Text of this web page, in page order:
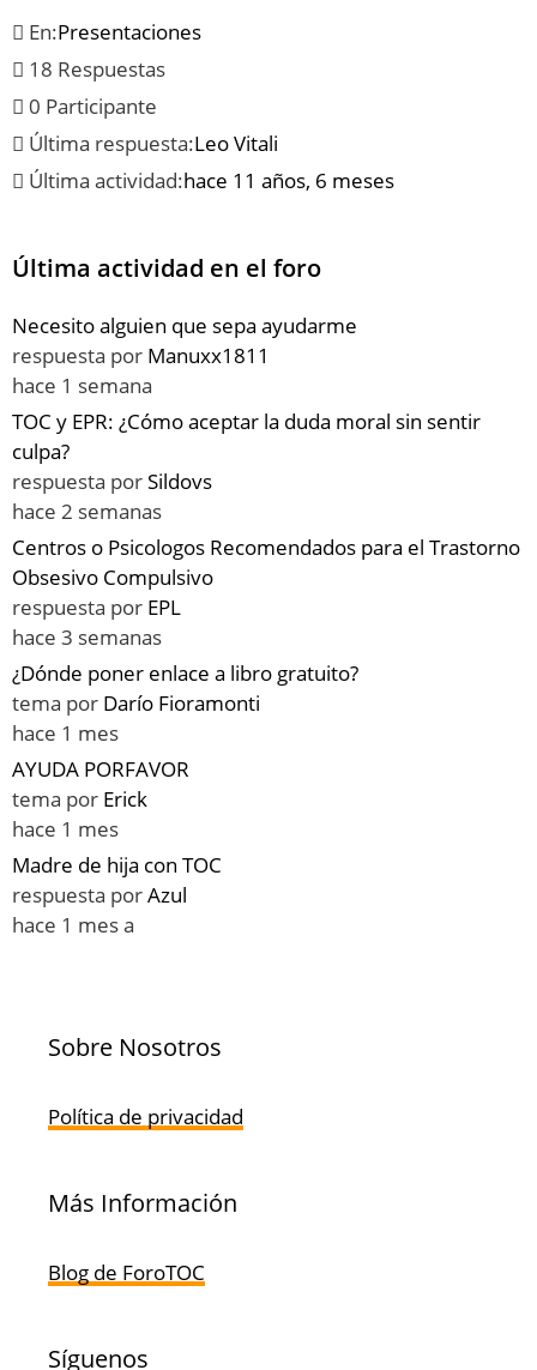
En:Presentaciones
18 Respuestas
0 Participante
Última respuesta:Leo Vitali
Última actividad:hace 11 años, 6 meses
Última actividad en el foro
Necesito alguien que sepa ayudarme
respuesta por Manuxx1811
hace 1 semana
TOC y EPR: ¿Cómo aceptar la duda moral sin sentir
culpa?
respuesta porSildovs
hace 2 semanas
Centros o Psicologos Recomendados para el Trastorno
Obsesivo Compulsivo
respuesta por EPL
hace 3 semanas
¿Dónde poner enlace a libro gratuito?
tema por Darío Fioramonti
hace 1 mes
AYUDA PORFAVOR
tema por Erick
hace 1 mes
Madre de hija con TOC
respuesta porAzul
hace 1 mes a
Sobre Nosotros
Política de privacidad
Más Información
Blog de ForoTOC
Síguenos